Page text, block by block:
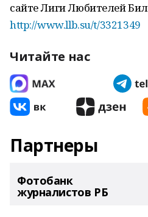
сайте Лиги Любителей
http://www.llb.su/t/3321349
Читайте нас
Партнеры
Фотобанк
журналистов РБ